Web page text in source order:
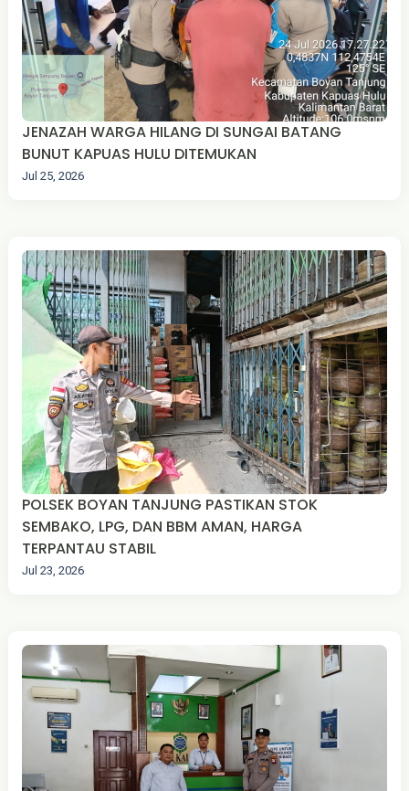
JENAZAH WARGA HILANG DI SUNGAI BATANG
BUNUT KAPUAS HULU DITEMUKAN
Jul 25, 2026
POLSEK BOYAN TANJUNG PASTIKAN STOK
SEMBAKO, LPG, DAN BBM AMAN, HARGA
TERPANTAU STABIL
Jul 23, 2026